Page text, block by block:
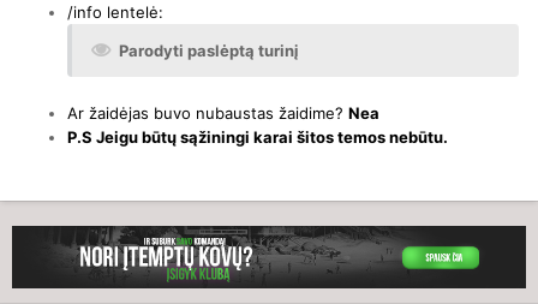
/info lentelė:
Parodyti paslėptą turinį
Ar žaidėjas buvo nubaustas žaidime? Nea
P.S Jeigu būtų sąžiningi karai šitos temos nebūtu.